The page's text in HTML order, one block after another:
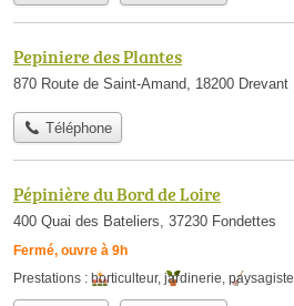
Pepiniere des Plantes
870 Route de Saint-Amand, 18200 Drevant
Téléphone
Pépinière du Bord de Loire
400 Quai des Bateliers, 37230 Fondettes
Fermé, ouvre à 9h
Prestations : horticulteur, jardinerie, paysagiste